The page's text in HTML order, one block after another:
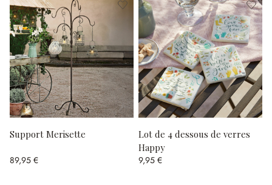
Support Merisette
89,95 €
Lot de 4 dessous de verres
Happy
9,95 €